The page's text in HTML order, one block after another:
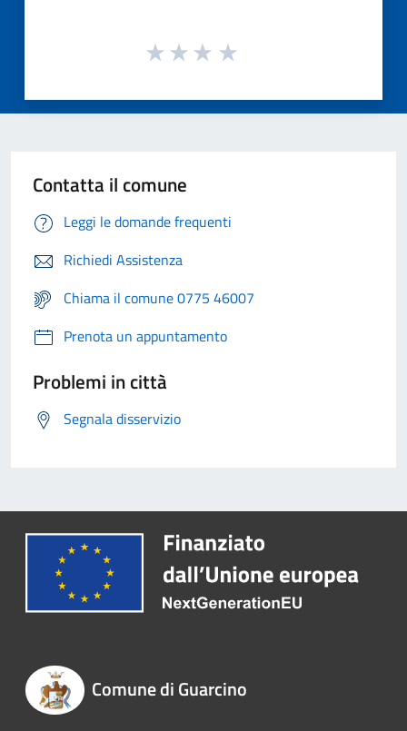
Contatta il comune
Leggi le domande frequenti
Richiedi Assistenza
Chiama il comune 0775 46007
Prenota un appuntamento
Problemi in città
Segnala disservizio
Comune di Guarcino